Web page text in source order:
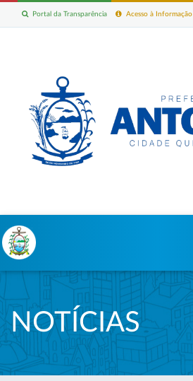
Acesso à Informação
Portal da Transparência
NOTÍCIAS